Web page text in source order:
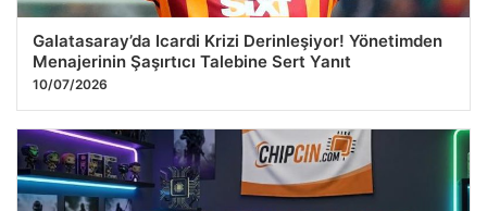
Galatasaray’da Icardi Krizi Derinleşiyor! Yönetimden
Menajerinin Şaşırtıcı Talebine Sert Yanıt
10/07/2026